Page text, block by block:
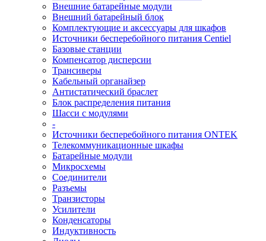
Внешние батарейные модули
Внешний батарейный блок
Комплектующие и аксессуары для шкафов
Источники бесперебойного питания Centiel
Базовые станции
Компенсатор дисперсии
Трансиверы
Кабельный органайзер
Антистатический браслет
Блок распределения питания
Шасси с модулями
-
Источники бесперебойного питания ONTEK
Телекоммуникационные шкафы
Батарейные модули
Микросхемы
Соединители
Разъемы
Транзисторы
Усилители
Конденсаторы
Индуктивность